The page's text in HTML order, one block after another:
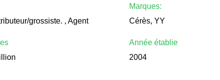
grossiste. , Agent
Marques:
Cérès, YY
Année établie
2004